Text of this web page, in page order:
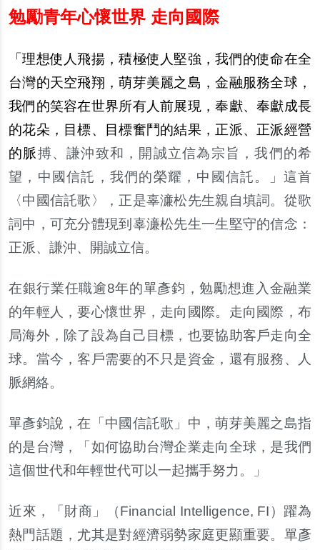
勉勵青年心懷世界 走向國際
「理想使人飛揚，積極使人堅強，我們的使命在全
台灣的天空飛翔，萌芽美麗之島，金融服務全球，
我們的笑容在世界所有人前展現，奉獻、奉獻成長
的花朵，目標、目標奮鬥的結果，正派、正派經營
的脈搏、謙沖致和，開誠立信為宗旨，我們的希
望，中國信託，我們的榮耀，中國信託。」這首
〈中國信託歌〉，正是辜濓松先生親自填詞。從歌
詞中，可充分體現到辜濓松先生一生堅守的信念：
正派、謙沖、開誠立信。
在銀行業任職逾8年的單彥鈞，勉勵想進入金融業
的年輕人，要心懷世界，走向國際。走向國際，布
局海外，除了設為自己目標，也要協助客戶走向全
球。當今，客戶需要的不只是資金，還有服務、人
脈網絡。
單彥鈞說，在「中國信託歌」中，萌芽美麗之島指
的是台灣，「如何協助台灣企業走向全球，是我們
這個世代和年輕世代可以一起攜手努力。」
近來，「財商」（Financial Intelligence, FI）躍為
熱門話題，尤其是對經濟弱勢家庭更顯重要。單彥